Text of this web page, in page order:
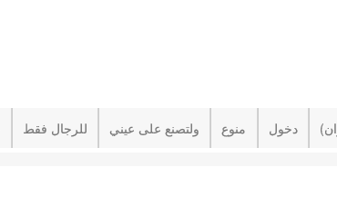
للرجال فقط ولتصنع على عيني منوع دخول